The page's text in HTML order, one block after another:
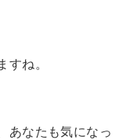
すね。
あなたも気になっ